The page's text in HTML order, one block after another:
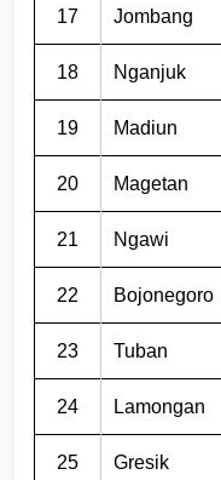
17 Jombang
18 Nganjuk
19 Madiun
20 Magetan
21 Ngawi
22 Bojonegoro
23 Tuban
24 Lamongan
25 Gresik